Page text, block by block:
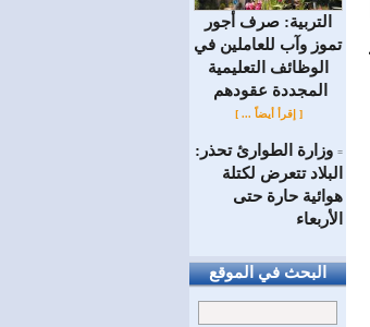
التربية: صرف أجور
تموز وآب للعاملين في
الوظائف ‏التعليمية
المجددة عقودهم ‏
[ إقرأ أيضاً ... ]
= وزارة الطوارئ تحذر:
البلاد تتعرض لكتلة
هوائية حارة حتى
الأربعاء
البحث في الموقع